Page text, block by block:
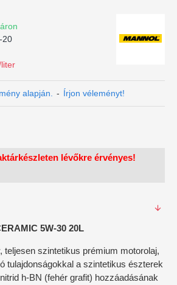
20
alapján. - Írjon véleményt!
lévőkre érvényes!
5W-30 20L
teljesen szintetikus prémium motorolaj,
tulajdonságokkal a szintetikus észterek
h-BN (fehér grafit) hozzáadásának